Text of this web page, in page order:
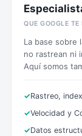
QUE GOOGLE TE
La base sobre
no rastrean ni
Aquí somos
Rastreo,
Velocidad y
Datos